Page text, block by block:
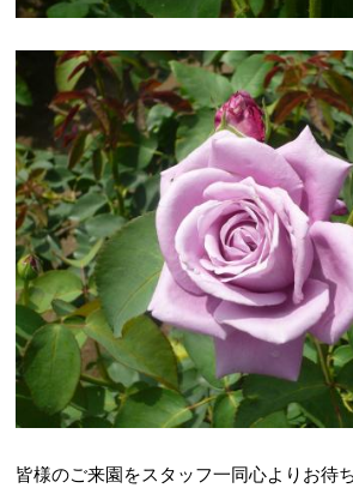
皆様のご来園をスタッフ一同心よりお待